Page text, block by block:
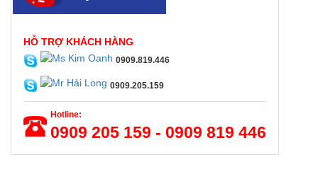
HỖ TRỢ KHÁCH HÀNG
0909.819.446
0909.205.159
Hotline:
0909 205 159 - 0909 819 446